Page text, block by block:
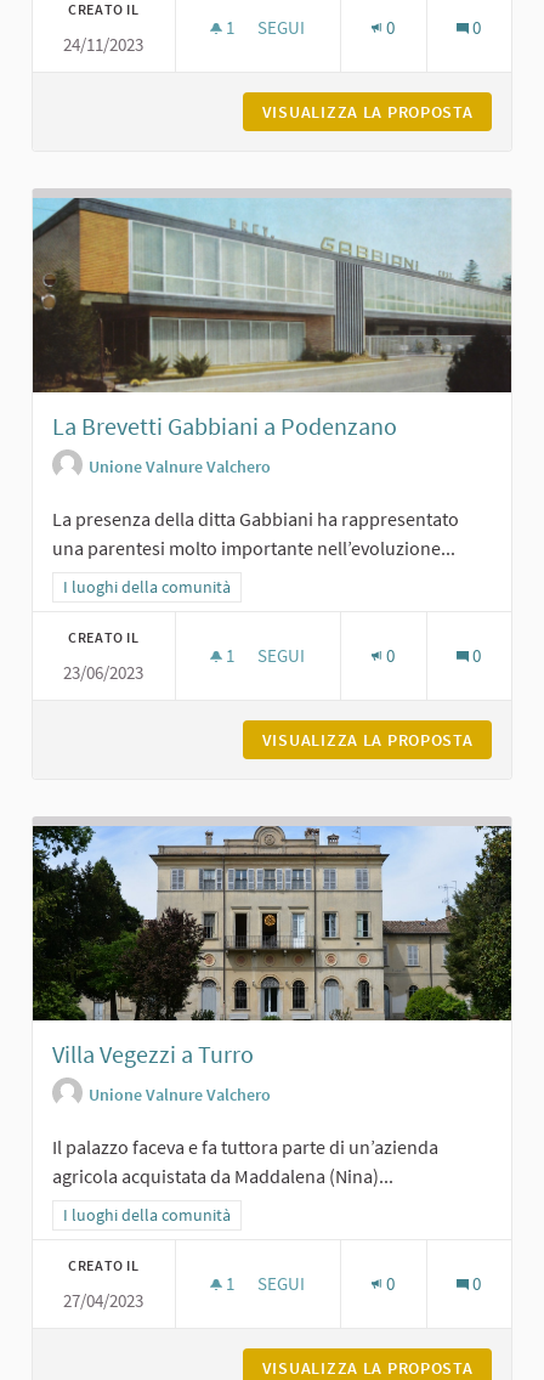
CREATO IL
24/11/2023
1 1 SOSTENITORI
SEGUI 0 0
VISUALIZZA LA PROPOSTA
La Brevetti Gabbiani a Podenzano
Unione Valnure Valchero
La presenza della ditta Gabbiani ha rappresentato
una parentesi molto importante nell’evoluzione...
Filtra i risultati per categoria: I luoghi della comunità
I luoghi della comunità
CREATO IL
23/06/2023
1 1 SOSTENITORI
SEGUI 0 0
VISUALIZZA LA PROPOSTA
Villa Vegezzi a Turro
Unione Valnure Valchero
Il palazzo faceva e fa tuttora parte di un’azienda
agricola acquistata da Maddalena (Nina)...
Filtra i risultati per categoria: I luoghi della comunità
I luoghi della comunità
CREATO IL
27/04/2023
1 1 SOSTENITORI
SEGUI 0 0
VISUALIZZA LA PROPOSTA